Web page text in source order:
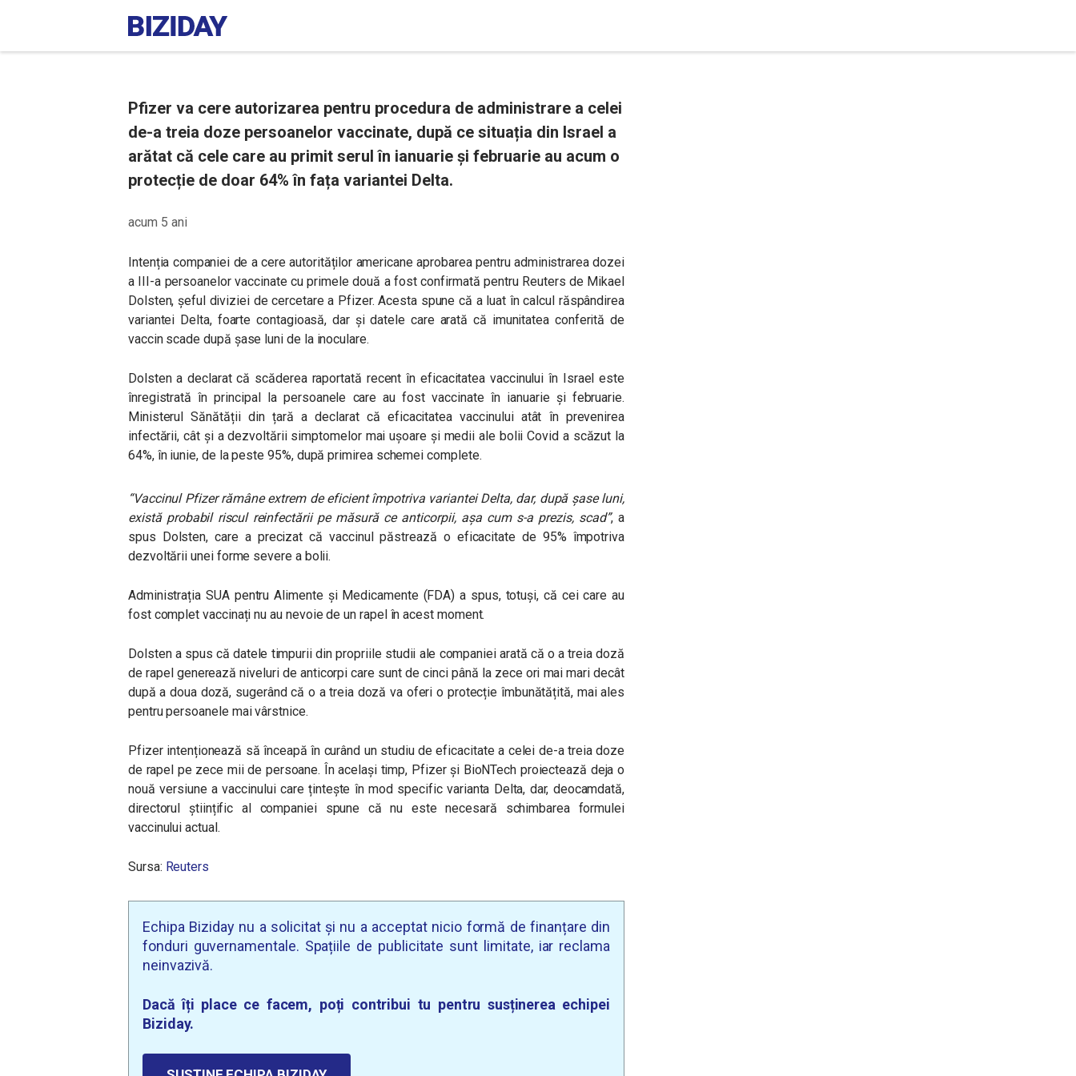
Pfizer va cere autorizarea pentru procedura de administrare a celei
de-a treia doze persoanelor vaccinate, după ce situația din Israel a
arătat că cele care au primit serul în ianuarie și februarie au acum o
protecție de doar 64% în fața variantei Delta.
acum 5 ani
Intenția companiei de a cere autorităților americane aprobarea pentru administrarea dozei
a III-a persoanelor vaccinate cu primele două a fost confirmată pentru Reuters de Mikael
Dolsten, șeful diviziei de cercetare a Pfizer. Acesta spune că a luat în calcul răspândirea
variantei Delta, foarte contagioasă, dar și datele care arată că imunitatea conferită de
vaccin scade după șase luni de la inoculare.
Dolsten a declarat că scăderea raportată recent în eficacitatea vaccinului în Israel este
înregistrată în principal la persoanele care au fost vaccinate în ianuarie și februarie.
Ministerul Sănătății din țară a declarat că eficacitatea vaccinului atât în ​​prevenirea
infectării, cât și a dezvoltării simptomelor mai ușoare și medii ale bolii Covid a scăzut la
64%, în iunie, de la peste 95%, după primirea schemei complete.
“Vaccinul Pfizer rămâne extrem de eficient împotriva variantei Delta, dar, după șase luni,
există probabil riscul reinfectării pe măsură ce anticorpii, așa cum s-a prezis, scad”, a
spus Dolsten, care a precizat că vaccinul păstrează o eficacitate de 95% împotriva
dezvoltării unei forme severe a bolii.
Administrația SUA pentru Alimente și Medicamente (FDA) a spus, totuși, că cei care au
fost complet vaccinați nu au nevoie de un rapel în acest moment.
Dolsten a spus că datele timpurii din propriile studii ale companiei arată că o a treia doză
de rapel generează niveluri de anticorpi care sunt de cinci până la zece ori mai mari decât
după a doua doză, sugerând că o a treia doză va oferi o protecție îmbunătățită, mai ales
pentru persoanele mai vârstnice.
Pfizer intenționează să înceapă în curând un studiu de eficacitate a celei de-a treia doze
de rapel pe zece mii de persoane. În același timp, Pfizer și BioNTech proiectează deja o
nouă versiune a vaccinului care țintește în mod specific varianta Delta, dar, deocamdată,
directorul științific al companiei spune că nu este necesară schimbarea formulei
vaccinului actual.
Sursa: Reuters
Echipa Biziday nu a solicitat și nu a acceptat nicio formă de finanțare din
fonduri guvernamentale. Spațiile de publicitate sunt limitate, iar reclama
neinvazivă.
Dacă îți place ce facem, poți contribui tu pentru susținerea echipei
Biziday.